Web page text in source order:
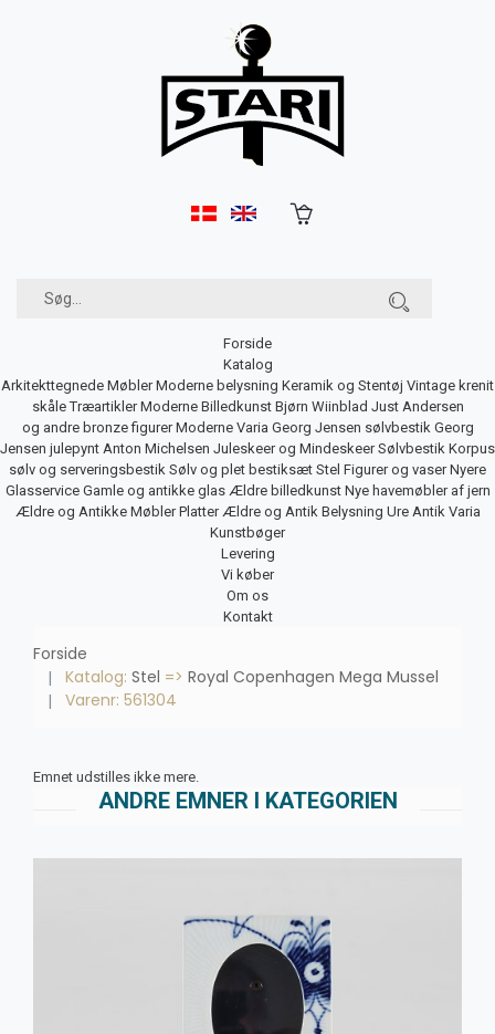
Forside
Katalog
Arkitekttegnede Møbler Moderne belysning Keramik og Stentøj Vintage krenit
skåle Træartikler Moderne Billedkunst Bjørn Wiinblad Just Andersen
og andre bronze figurer Moderne Varia Georg Jensen sølvbestik Georg
Jensen julepynt Anton Michelsen Juleskeer og Mindeskeer Sølvbestik Korpus
sølv og serveringsbestik Sølv og plet bestiksæt Stel Figurer og vaser Nyere
Glasservice Gamle og antikke glas Ældre billedkunst Nye havemøbler af jern
Ældre og Antikke Møbler Platter Ældre og Antik Belysning Ure Antik Varia
Kunstbøger
Levering
Vi køber
Om os
Kontakt
Forside
Katalog: Stel => Royal Copenhagen Mega Mussel
Varenr: 561304
Emnet udstilles ikke mere.
ANDRE EMNER I KATEGORIEN